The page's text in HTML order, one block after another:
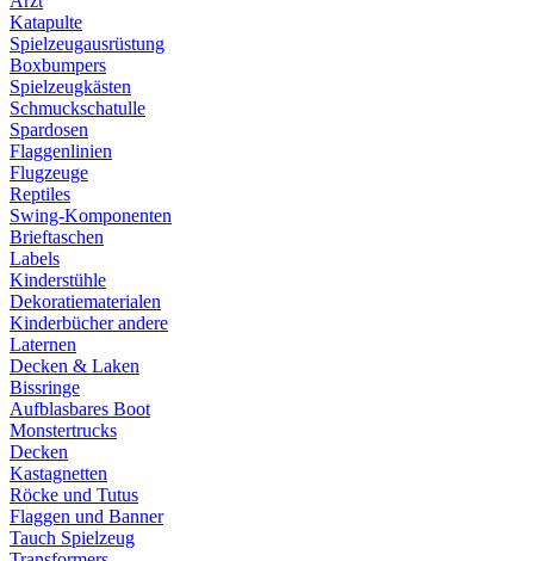
Katapulte
Spielzeugausrüstung
Boxbumpers
Spielzeugkästen
Schmuckschatulle
Spardosen
Flaggenlinien
Flugzeuge
Reptiles
Swing-Komponenten
Brieftaschen
Labels
Kinderstühle
Dekoratiematerialen
Kinderbücher andere
Laternen
Decken & Laken
Bissringe
Aufblasbares Boot
Monstertrucks
Decken
Kastagnetten
Röcke und Tutus
Flaggen und Banner
Tauch Spielzeug